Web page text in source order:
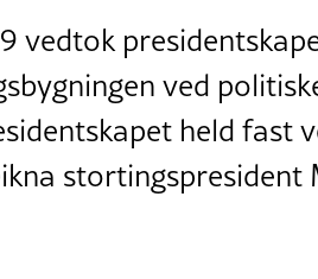
vedtok
ved
held fast
stortingspresident